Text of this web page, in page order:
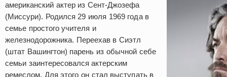
американский актер из Сент-Джозефа
(Миссури). Родился 29 июля 1969 года в
семье простого учителя и
железнодорожника. Переехав в Сиэтл
(штат Вашингтон) парень из обычной себе
семьи заинтересовался актерским
ремеслом. Для этого он стал выступать в